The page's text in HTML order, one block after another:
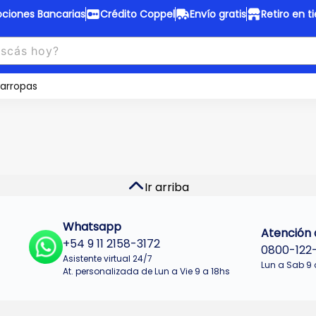
Bancarias Crédito Coppel Envío gratis Retiro en
Coppel
fijas en ropa y 12 en
Envío gratis
Ir arriba
Whatsapp
+54 9 11 2158-3172
Asistente virtual 24/7
At. personalizada de Lun a Vie 9 a 18hs
Atención
0800-
Lun a Sab 9